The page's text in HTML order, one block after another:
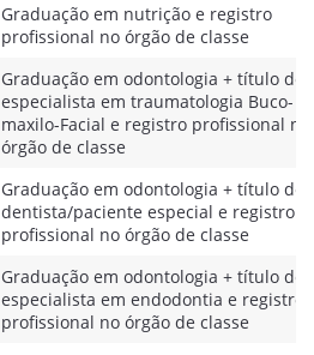
Graduação em nutrição e registro
profissional no órgão de classe
Graduação em odontologia + título de
especialista em traumatologia Buco-
maxilo-Facial e registro profissional no
órgão de classe
Graduação em odontologia + título de
dentista/paciente especial e registro
profissional no órgão de classe
Graduação em odontologia + título de
especialista em endodontia e registro
profissional no órgão de classe